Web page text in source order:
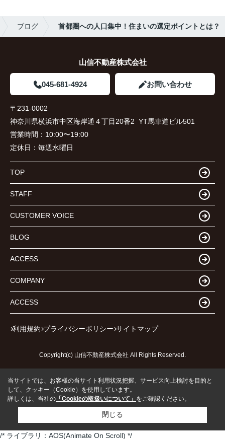
ブログ 首都圏への人口集中！住まいの選定ポイントとは？
山信不動産株式会社
045-681-4924 お問い合わせ
〒231-0002
神奈川県横浜市中区海岸通４丁目20番2 YT馬車道ビル501
営業時間： 10:00〜19:00
定休日： 毎週水曜日
TOP
STAFF
CUSTOMER VOICE
BLOG
ACCESS
COMPANY
ACCESS
利用規約 プライバシーポリシー サイトマップ
Copyright(c) 山信不動産株式会社 All Rights Reserved.
当サイトでは、お客様の当サイト利用状況把握、サービス向上検討を目的と
して、クッキー（Cookie）を使用しています。
詳しくは、当社の 「Cookieの取扱いについて」 をご確認ください。
閉じる
/* ライブラリ：AOS(Animate On Scroll) */